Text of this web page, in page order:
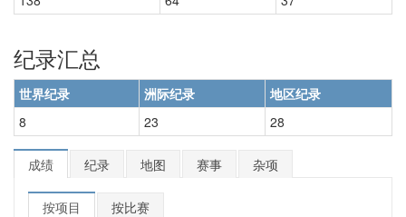
纪录汇总
世界纪录 洲际纪录
地区纪录
8
23 28
成绩 纪录 地图 赛事 杂项
按项目 按比赛